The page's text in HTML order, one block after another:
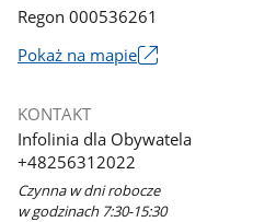
Regon 000536261
Pokaż na mapieLink
nowym
KONTAKT
Infolinia dla Obywatela
+48256312022
Czynna w dni robocze
w godzinach 7:30-15:30